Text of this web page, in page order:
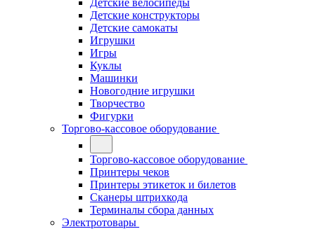
Детские велосипеды
Детские конструкторы
Детские самокаты
Игрушки
Игры
Куклы
Машинки
Новогодние игрушки
Творчество
Фигурки
Торгово-кассовое оборудование
Торгово-кассовое оборудование
Принтеры чеков
Принтеры этикеток и билетов
Сканеры штрихкода
Терминалы сбора данных
Электротовары